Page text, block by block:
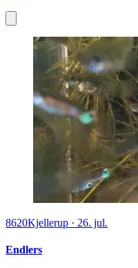
8620Kjellerup · 26. jul.
Endlers